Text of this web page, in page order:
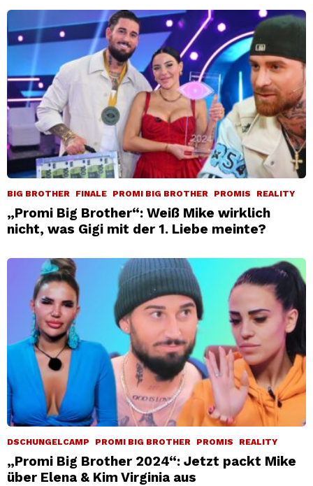
BIG BROTHER FINALE PROMI BIG BROTHER PROMIS REALITY
„Promi Big Brother“: Weiß Mike wirklich
nicht, was Gigi mit der 1. Liebe meinte?
DSCHUNGELCAMP PROMI BIG BROTHER PROMIS REALITY
„Promi Big Brother 2024“: Jetzt packt Mike
über Elena & Kim Virginia aus